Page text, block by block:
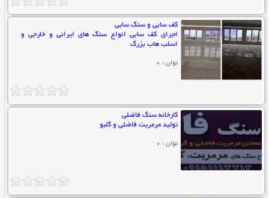
کف سابی و سنگ سابی
اجرای کف سابی انواع سنگ های ایرانی و خارجی و
اسلب هاب بزرگ
توان : 0
کارخانه سنگ فاضلی
تولید مرمریت فاضلی و گلبو
توان : 0